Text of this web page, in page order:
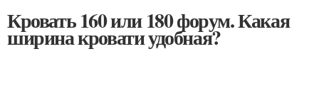
Кровать 160 или 180 форум. Какая
ширина кровати удобная?